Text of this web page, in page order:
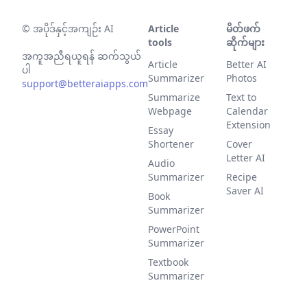
© အပိုဒ်နှင့်အကျဉ်း AI
အကူအညီရယူရန် ဆက်သွယ်
ပါ
support@betteraiapps.com
Article
tools
Article
Summarizer
Summarize
Webpage
Essay
Shortener
Audio
Summarizer
Book
Summarizer
PowerPoint
Summarizer
Textbook
Summarizer
မိတ်ဖက်
ဆိုက်များ
Better AI
Photos
Text to
Calendar
Extension
Cover
Letter AI
Recipe
Saver AI